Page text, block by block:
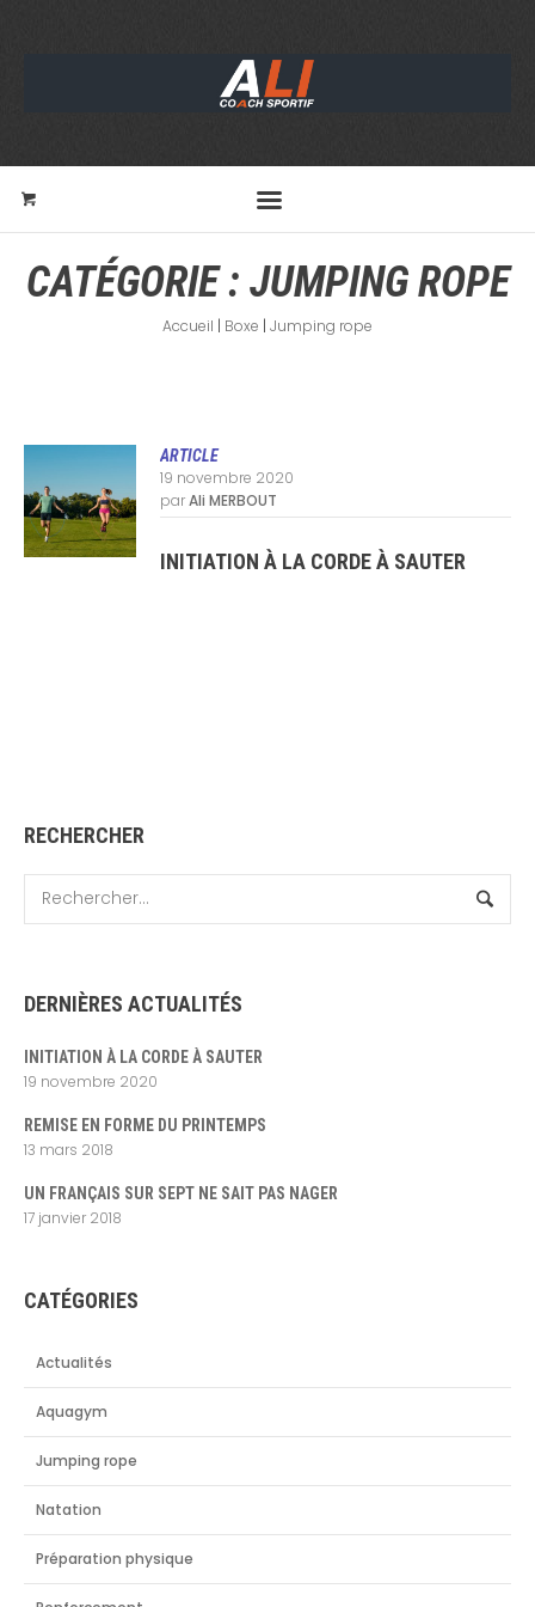
CATÉGORIE : JUMPING ROPE
Accueil | Boxe | Jumping rope
ARTICLE
19 novembre 2020
parAli MERBOUT
INITIATION À LA CORDE À SAUTER
RECHERCHER
DERNIÈRES ACTUALITÉS
INITIATION À LA CORDE À SAUTER
19 novembre 2020
REMISE EN FORME DU PRINTEMPS
13 mars 2018
UN FRANÇAIS SUR SEPT NE SAIT PAS NAGER
17 janvier 2018
CATÉGORIES
Actualités
Aquagym
Jumping rope
Natation
Préparation physique